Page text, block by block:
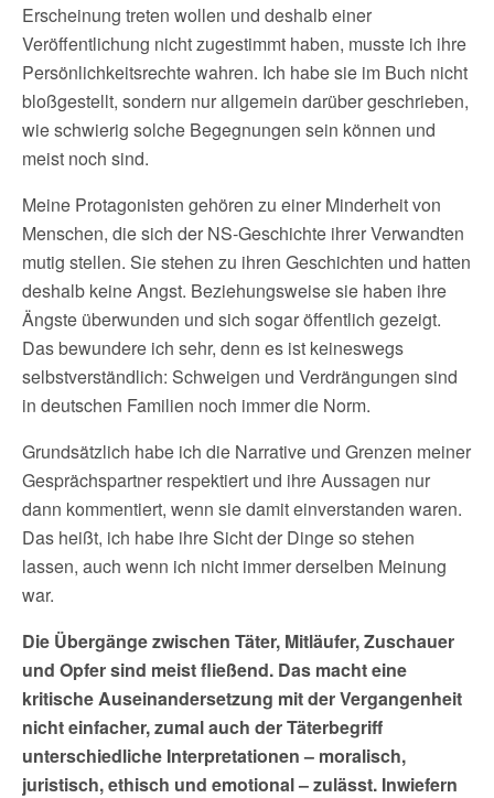
Erscheinung treten wollen und deshalb einer
Veröffentlichung nicht zugestimmt haben, musste ich ihre
Persönlichkeitsrechte wahren. Ich habe sie im Buch nicht
bloßgestellt, sondern nur allgemein darüber geschrieben,
wie schwierig solche Begegnungen sein können und
meist noch sind.
Meine Protagonisten gehören zu einer Minderheit von
Menschen, die sich der NS-Geschichte ihrer Verwandten
mutig stellen. Sie stehen zu ihren Geschichten und hatten
deshalb keine Angst. Beziehungsweise sie haben ihre
Ängste überwunden und sich sogar öffentlich gezeigt.
Das bewundere ich sehr, denn es ist keineswegs
selbstverständlich: Schweigen und Verdrängungen sind
in deutschen Familien noch immer die Norm.
Grundsätzlich habe ich die Narrative und Grenzen meiner
Gesprächspartner respektiert und ihre Aussagen nur
dann kommentiert, wenn sie damit einverstanden waren.
Das heißt, ich habe ihre Sicht der Dinge so stehen
lassen, auch wenn ich nicht immer derselben Meinung
war.
Die Übergänge zwischen Täter, Mitläufer, Zuschauer
und Opfer sind meist fließend. Das macht eine
kritische Auseinandersetzung mit der Vergangenheit
nicht einfacher, zumal auch der Täterbegriff
unterschiedliche Interpretationen – moralisch,
juristisch, ethisch und emotional – zulässt. Inwiefern